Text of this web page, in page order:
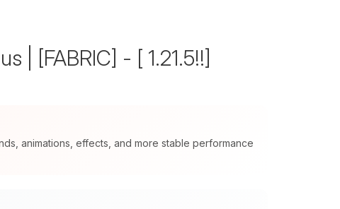
| [FABRIC] - [ 1.21.5!!]
animations, effects, and more stable performance